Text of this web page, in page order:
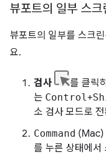
뷰포트의 일부 스크
뷰포트의 일부를 스크
요.
검사 를 클릭
는 Control+
소 검사 모드로
Command (Mac)
를 누른 상태에서